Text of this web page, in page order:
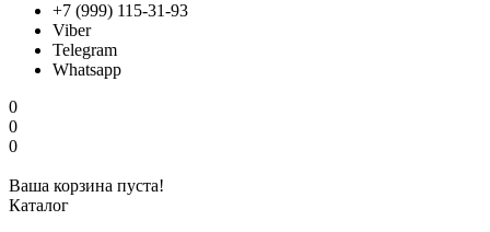
+7 (999) 115-31-93
Viber
Telegram
Whatsapp
0
0
0
Ваша корзина пуста!
Каталог